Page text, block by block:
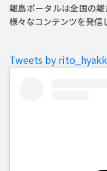
離島ポータルは全国の
様々なコンテンツを発信
Tweets by